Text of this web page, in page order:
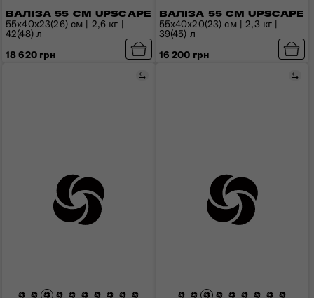
ВАЛІЗА 55 СМ UPSCAPE
55x40x23(26) см | 2,6 кг |
42(48) л
18 620 грн
ВАЛІЗА 55 СМ UPSCAPE
55x40x20(23) см | 2,3 кг |
39(45) л
16 200 грн
Порівняти